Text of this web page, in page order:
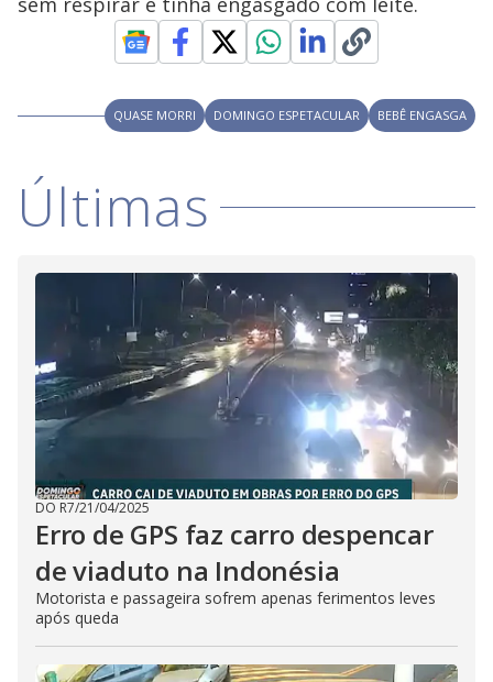
V
i
d
e
o
QUASE MORRI DOMINGO ESPETACULAR BEBÊ ENGASGA
Últimas
DO R7/21/04/2025
Erro de GPS faz carro despencar
de viaduto na Indonésia
Motorista e passageira sofrem apenas ferimentos leves
após queda